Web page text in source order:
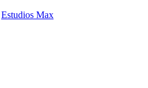
Estudios Max